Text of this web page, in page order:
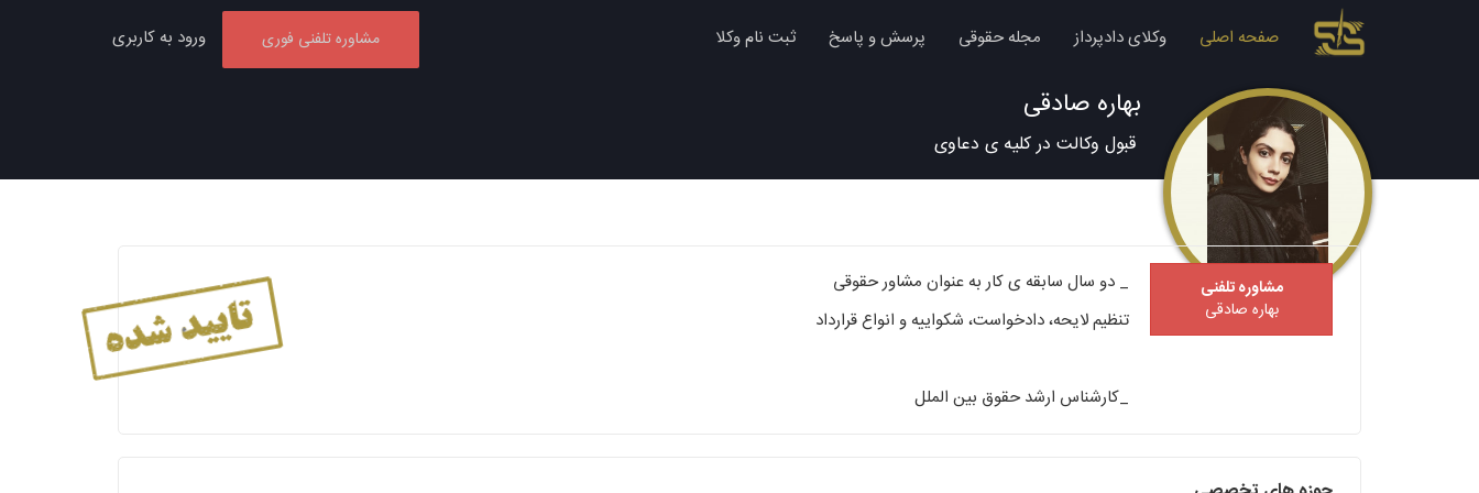
صفحه اصلی وکلای دادپرداز مجله حقوقی پرسش و پاسخ ثبت نام وکلا مشاوره تلفنی فوری ورود به کاربری
بهاره صادقی
قبول وکالت در کلیه ی دعاوی
مشاوره تلفنی
بهاره صادقی
_ دو سال سابقه ی کار به عنوان مشاور حقوقی
تنظیم لایحه، دادخواست، شکواییه و انواع قرارداد
_کارشناس ارشد حقوق بین الملل